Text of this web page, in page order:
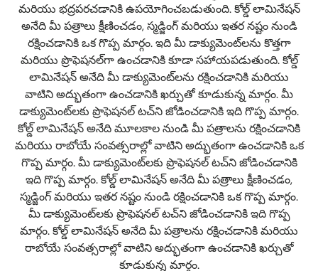
మరియు భద్రపరచడానికి ఉపయోగించబడుతుంది. కోల్డ్ లామినేషన్
అనేది మీ పత్రాలు క్షీణించడం, స్మడ్జింగ్ మరియు ఇతర నష్టం నుండి
రక్షించడానికి ఒక గొప్ప మార్గం. ఇది మీ డాక్యుమెంట్‌లను కొత్తగా
మరియు ప్రొఫెషనల్‌గా ఉంచడానికి కూడా సహాయపడుతుంది. కోల్డ్
లామినేషన్ అనేది మీ డాక్యుమెంట్‌లను రక్షించడానికి మరియు
వాటిని అద్భుతంగా ఉంచడానికి ఖర్చుతో కూడుకున్న మార్గం. మీ
డాక్యుమెంట్‌లకు ప్రొఫెషనల్ టచ్‌ని జోడించడానికి ఇది గొప్ప మార్గం.
కోల్డ్ లామినేషన్ అనేది మూలకాల నుండి మీ పత్రాలను రక్షించడానికి
మరియు రాబోయే సంవత్సరాల్లో వాటిని అద్భుతంగా ఉంచడానికి ఒక
గొప్ప మార్గం. మీ డాక్యుమెంట్‌లకు ప్రొఫెషనల్ టచ్‌ని జోడించడానికి
ఇది గొప్ప మార్గం. కోల్డ్ లామినేషన్ అనేది మీ పత్రాలు క్షీణించడం,
స్మడ్జింగ్ మరియు ఇతర నష్టం నుండి రక్షించడానికి ఒక గొప్ప మార్గం.
మీ డాక్యుమెంట్‌లకు ప్రొఫెషనల్ టచ్‌ని జోడించడానికి ఇది గొప్ప
మార్గం. కోల్డ్ లామినేషన్ అనేది మీ పత్రాలను రక్షించడానికి మరియు
రాబోయే సంవత్సరాల్లో వాటిని అద్భుతంగా ఉంచడానికి ఖర్చుతో
కూడుకున్న మార్గం.